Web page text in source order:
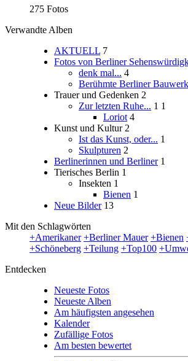
275 Fotos
Verwandte Alben
AKTUELL 7
Fotos von Berliner
denk mal... 4
Berühmte Berliner
Trauer und Gedenken 2
Zur letzten Ruhe... 1 1
Loriot 4
Kunst und Kultur 2
Ist das Kunst, oder... 1
Skulpturen 2
Berlinerinnen und Berliner 1
Tierisches Berlin 1
Insekten 1
Bienen 1
Neue Bilder 13
Mit den Schlagwörten
+Amerikaner +Berliner Mauer +Bienen
+Schöneberg +Teilung +Top100
Entdecken
Neueste Fotos
Neueste Alben
Am häufigsten angesehen
Kalender
Zufällige Fotos
Am besten bewertet